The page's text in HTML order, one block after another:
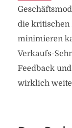
die kritischen
minimieren
Verkaufs-
Feedback
wirklich